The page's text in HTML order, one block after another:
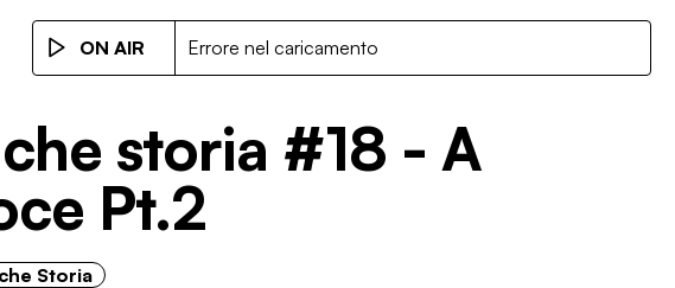
ON AIR Errore nel caricamento
storia #18 - A
Pt.2
Storia